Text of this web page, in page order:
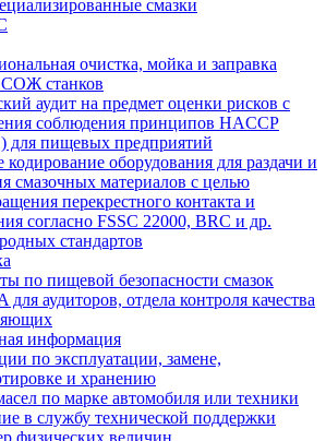
смазки
очистка, мойка и заправка
станков
аудит на предмет оценки рисков с
соблюдения принципов HACCP
пищевых предприятий
кодирование оборудования для раздачи и
смазочных материалов с целью
перекрестного контакта и
согласно FSSC 22000, BRC и др.
стандартов
по пищевой безопасности смазок
для аудиторов, отдела контроля качества
информация
по эксплуатации, замене,
и хранению
по марке автомобиля или техники
в службу технической поддержки
физических величин